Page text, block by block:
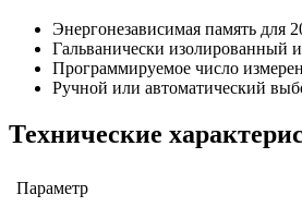
Энергонезависимая память для
Гальванически изолированный
Программируемое число
Ручной или автоматический
Технические
Параметр